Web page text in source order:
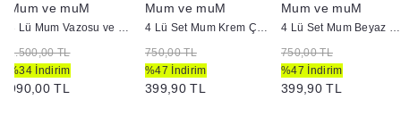
Mum ve muM
3 Lü Mum Vazosu ve Mum Seti Beyaz
1.500,00 TL
%34 İndirim
990,00 TL
Mum ve muM
4 Lü Set Mum Krem Çap :5 cm
750,00 TL
%47 İndirim
399,90 TL
Mum ve muM
4 Lü Set Mum Beyaz Çap :5 cm
750,00 TL
%47 İndirim
399,90 TL